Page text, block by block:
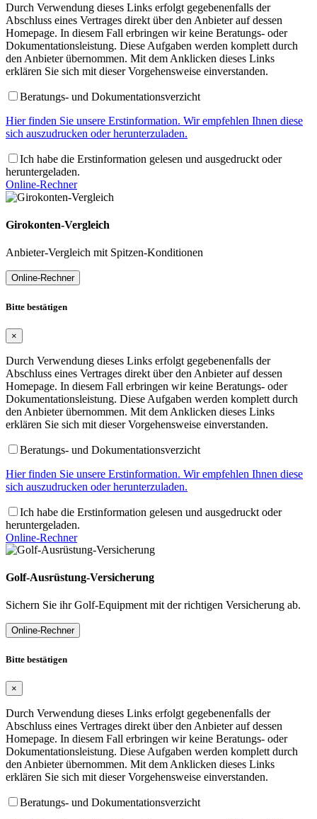
Durch Verwendung dieses Links erfolgt gegebenenfalls der
Abschluss eines Vertrages direkt über den Anbieter auf dessen
Homepage. In diesem Fall erbringen wir keine Beratungs- oder
Dokumentationsleistung. Diese Aufgaben werden komplett durch
den Anbieter übernommen. Mit dem Anklicken dieses Links
erklären Sie sich mit dieser Vorgehensweise einverstanden.
Beratungs- und Dokumentationsverzicht
Hier finden Sie unsere Erstinformation. Wir empfehlen Ihnen diese
sich auszudrucken oder herunterzuladen.
Ich habe die Erstinformation gelesen und ausgedruckt oder
heruntergeladen.
Online-Rechner
Girokonten-Vergleich
Anbieter-Vergleich mit Spitzen-Konditionen
Online-Rechner
Bitte bestätigen
×
Durch Verwendung dieses Links erfolgt gegebenenfalls der
Abschluss eines Vertrages direkt über den Anbieter auf dessen
Homepage. In diesem Fall erbringen wir keine Beratungs- oder
Dokumentationsleistung. Diese Aufgaben werden komplett durch
den Anbieter übernommen. Mit dem Anklicken dieses Links
erklären Sie sich mit dieser Vorgehensweise einverstanden.
Beratungs- und Dokumentationsverzicht
Hier finden Sie unsere Erstinformation. Wir empfehlen Ihnen diese
sich auszudrucken oder herunterzuladen.
Ich habe die Erstinformation gelesen und ausgedruckt oder
heruntergeladen.
Online-Rechner
Golf-Ausrüstung-Versicherung
Sichern Sie ihr Golf-Equipment mit der richtigen Versicherung ab.
Online-Rechner
Bitte bestätigen
×
Durch Verwendung dieses Links erfolgt gegebenenfalls der
Abschluss eines Vertrages direkt über den Anbieter auf dessen
Homepage. In diesem Fall erbringen wir keine Beratungs- oder
Dokumentationsleistung. Diese Aufgaben werden komplett durch
den Anbieter übernommen. Mit dem Anklicken dieses Links
erklären Sie sich mit dieser Vorgehensweise einverstanden.
Beratungs- und Dokumentationsverzicht